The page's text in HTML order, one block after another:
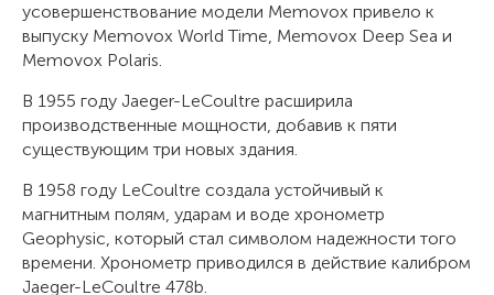
усовершенствование модели Memovox привело к
выпуску Memovox World Time, Memovox Deep Sea и
Memovox Polaris.
В 1955 году Jaeger-LeCoultre расширила
производственные мощности, добавив к пяти
существующим три новых здания.
В 1958 году LeCoultre создала устойчивый к
магнитным полям, ударам и воде хронометр
Geophysic, который стал символом надежности того
времени. Хронометр приводился в действие калибром
Jaeger-LeCoultre 478b.